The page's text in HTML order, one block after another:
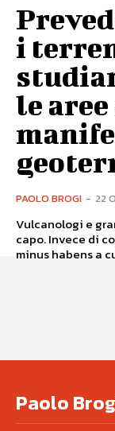
i
le
PAOLO BROGI - 22
Vulcanologi e
capo. Invece di
minus habens a
Paolo